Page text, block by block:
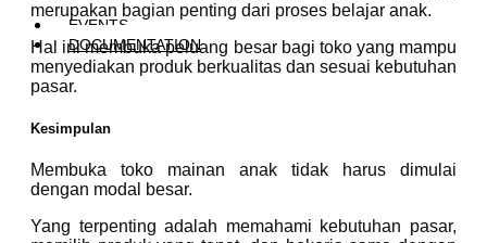
EVENTS
DOCUMENTATION
merupakan bagian penting dari proses belajar anak.
Hal ini membuka peluang besar bagi toko yang mampu
menyediakan produk berkualitas dan sesuai kebutuhan
pasar.
Kesimpulan
Membuka toko mainan anak tidak harus dimulai
dengan modal besar.
Yang terpenting adalah memahami kebutuhan pasar,